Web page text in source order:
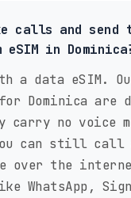
calls and
eSIM in
a data eSIM.
Dominica are
carry no voice
can still call
over the
WhatsApp,